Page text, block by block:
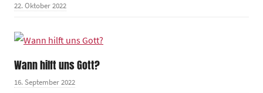
22. Oktober 2022
Wann hilft uns Gott?
16. September 2022